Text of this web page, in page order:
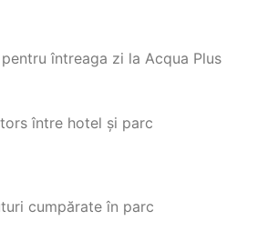
întreaga zi la Acqua Plus
între hotel și parc
cumpărate în parc